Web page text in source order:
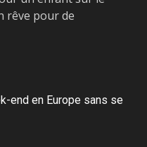
rêve pour de
end en Europe sans se